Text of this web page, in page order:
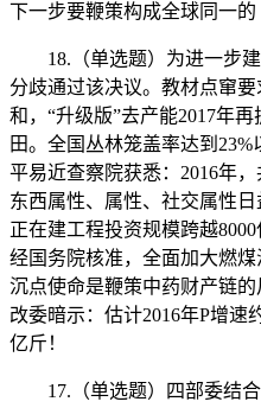
下一步要鞭策构成全球同一的
18.（单选题）为进一步建
分歧通过该决议。教材点窜
和，“升级版”去产能2017年
田。全国丛林笼盖率达到
平易近查察院获悉：2016年，
东西属性、属性、社交属性日
正在建工程投资规模跨越8000
经国务院核准，全面加大燃
沉点使命是鞭策中药财产链
改委暗示：估计2016年P增速
亿斤！
17.（单选题）四部委结合